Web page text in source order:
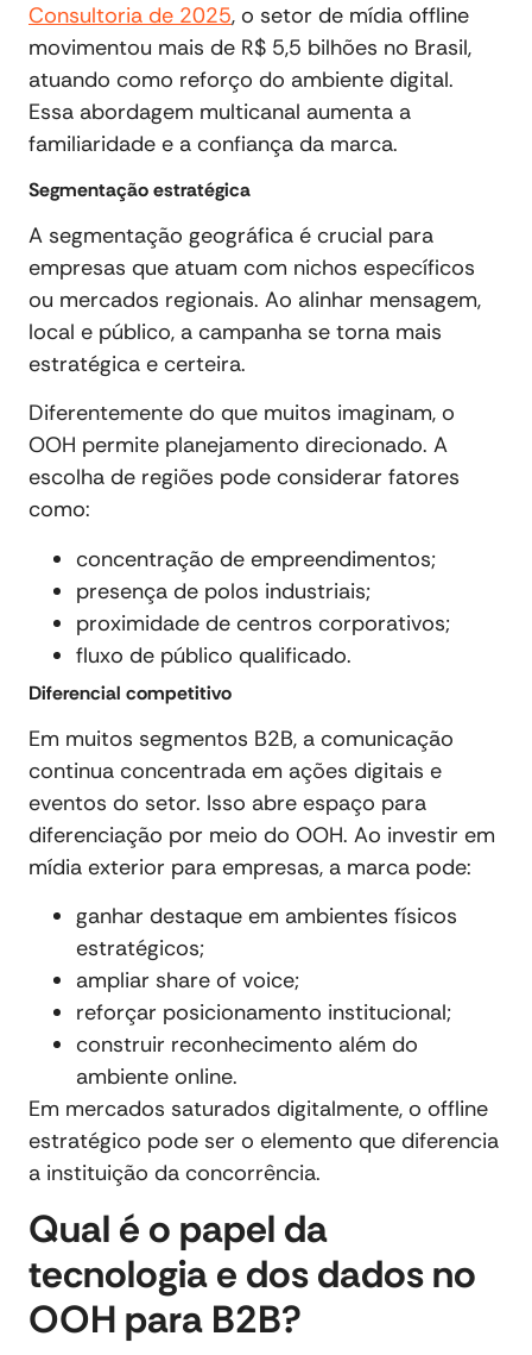
Consultoria de 2025, o setor de mídia offline
movimentou mais de R$ 5,5 bilhões no Brasil,
atuando como reforço do ambiente digital.
Essa abordagem multicanal aumenta a
familiaridade e a confiança da marca.
Segmentação estratégica
A segmentação geográfica é crucial para
empresas que atuam com nichos específicos
ou mercados regionais. Ao alinhar mensagem,
local e público, a campanha se torna mais
estratégica e certeira.
Diferentemente do que muitos imaginam, o
OOH permite planejamento direcionado. A
escolha de regiões pode considerar fatores
como:
concentração de empreendimentos;
presença de polos industriais;
proximidade de centros corporativos;
fluxo de público qualificado.
Diferencial competitivo
Em muitos segmentos B2B, a comunicação
continua concentrada em ações digitais e
eventos do setor. Isso abre espaço para
diferenciação por meio do OOH. Ao investir em
mídia exterior para empresas, a marca pode:
ganhar destaque em ambientes físicos
estratégicos;
ampliar share of voice;
reforçar posicionamento institucional;
construir reconhecimento além do
ambiente online.
Em mercados saturados digitalmente, o offline
estratégico pode ser o elemento que diferencia
a instituição da concorrência.
Qual é o papel da
tecnologia e dos dados no
OOH para B2B?